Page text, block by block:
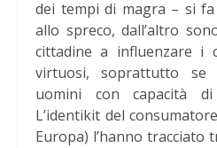
dei tempi di magra – si
allo spreco, dall’altro
cittadine a influenzare i
virtuosi, soprattutto se
uomini con capacità di
L’identikit del
Europa) l’hanno tracciato